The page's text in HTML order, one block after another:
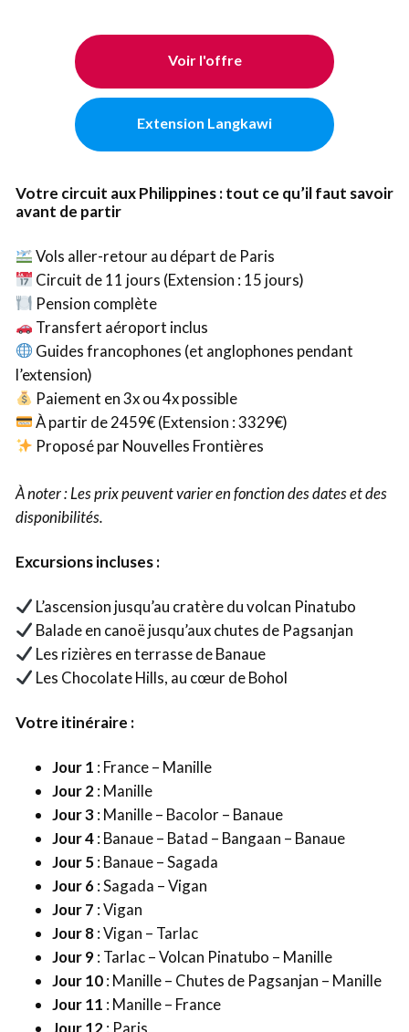
Voir l'offre
Extension Langkawi
Votre circuit aux Philippines : tout ce qu’il faut savoir
avant de partir
Vols aller-retour au départ de Paris
Circuit de 11 jours (Extension : 15 jours)
Pension complète
Transfert aéroport inclus
Guides francophones (et anglophones pendant
l’extension)
Paiement en 3x ou 4x possible
À partir de 2459€ (Extension : 3329€)
Proposé par Nouvelles Frontières
À noter : Les prix peuvent varier en fonction des dates et des
disponibilités.
Excursions incluses :
L’ascension jusqu’au cratère du volcan Pinatubo
Balade en canoë jusqu’aux chutes de Pagsanjan
Les rizières en terrasse de Banaue
Les Chocolate Hills, au cœur de Bohol
Votre itinéraire :
Jour 1 : France – Manille
Jour 2: Manille
Jour 3: Manille – Bacolor – Banaue
Jour 4: Banaue – Batad – Bangaan – Banaue
Jour 5 : Banaue – Sagada
Jour 6: Sagada – Vigan
Jour 7 : Vigan
Jour 8: Vigan – Tarlac
Jour 9: Tarlac – Volcan Pinatubo – Manille
Jour 10: Manille – Chutes de Pagsanjan – Manille
Jour 11 : Manille – France
Jour 12: Paris